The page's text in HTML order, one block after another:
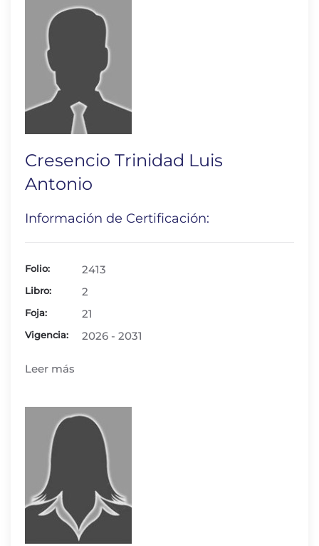
Cresencio Trinidad Luis
Antonio
Información de Certificación:
Folio: 2413
Libro: 2
Foja: 21
Vigencia: 2026 - 2031
Leer más